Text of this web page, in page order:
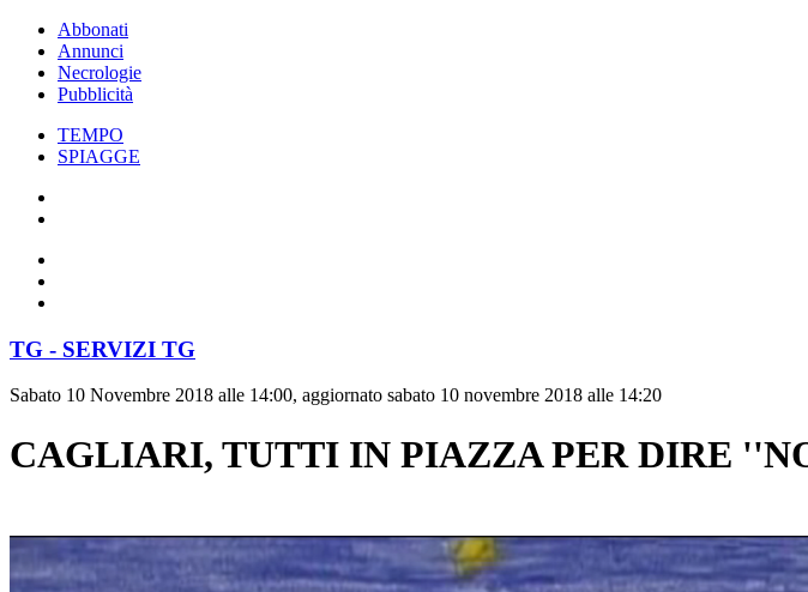
Abbonati
Annunci
Necrologie
Pubblicità
TEMPO
SPIAGGE
TG - SERVIZI TG
Sabato 10 Novembre 2018 alle 14:00, aggiornato sabato 10 novembre 2018 alle 14:20
CAGLIARI, TUTTI IN PIAZZA PER DIRE